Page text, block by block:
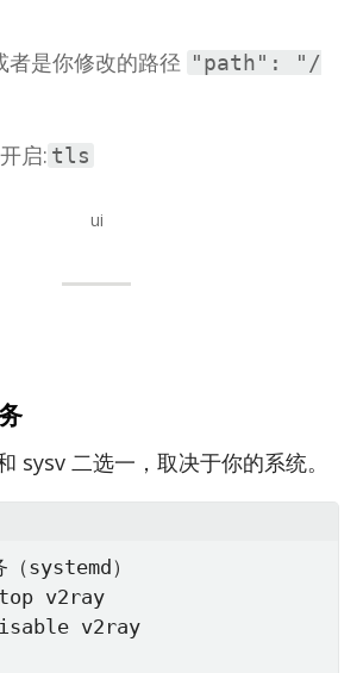
者是你修改的路径 "path": "/
启: tls
ui
sysv 二选一，取决于你的系统。
systemd）
v2ray
v2ray